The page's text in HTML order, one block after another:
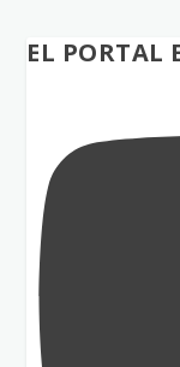
EL PORTAL